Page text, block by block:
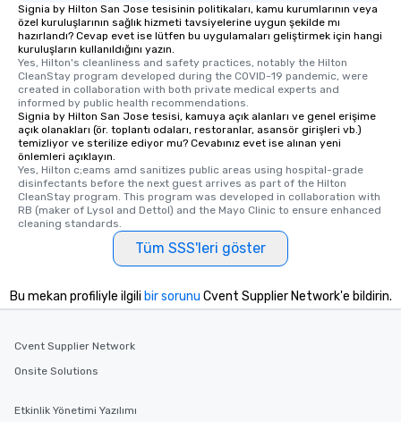
ensuring there is never a dull moment.
Different Types of Cuisine Our
experiences offer the ability to enjoy
several renowned restaurants in one
convenient outing, including ones you
and your guests might not have
discovered otherwise on your own or
at a typical corporate dinner. We offer
a way to try some of the finest spots
in the city and dive into various
cuisines and dishes. All the pre-
selected dishes are curated to our
high standards to ensure they will
group experience, booking flexibility is
key. Whether you desire a tour during
after work, we can coordinate with
you to provide options that fit your
You Like Along with flexible
Signia by Hilton San Jose tesisinin politikaları, kamu kurumlarının veya
özel kuruluşlarının sağlık hizmeti tavsiyelerine uygun şekilde mı
hazırlandı? Cevap evet ise lütfen bu uygulamaları geliştirmek için hangi
kuruluşların kullanıldığını yazın.
Yes, Hilton's cleanliness and safety practices, notably the Hilton
CleanStay program developed during the COVID-19 pandemic, were
created in collaboration with both private medical experts and
informed by public health recommendations.
Signia by Hilton San Jose tesisi, kamuya açık alanları ve genel erişime
açık olanakları (ör. toplantı odaları, restoranlar, asansör girişleri vb.)
temizliyor ve sterilize ediyor mu? Cevabınız evet ise alınan yeni
önlemleri açıklayın.
Yes, Hilton c;eams amd sanitizes public areas using hospital-grade
disinfectants before the next guest arrives as part of the Hilton
CleanStay program. This program was developed in collaboration with
RB (maker of Lysol and Dettol) and the Mayo Clinic to ensure enhanced
cleaning standards.
Tüm SSS'leri göster
Bu mekan profiliyle ilgili bir sorunu Cvent Supplier Network'e bildirin.
Cvent Supplier Network
Onsite Solutions
Etkinlik Yönetimi Yazılımı